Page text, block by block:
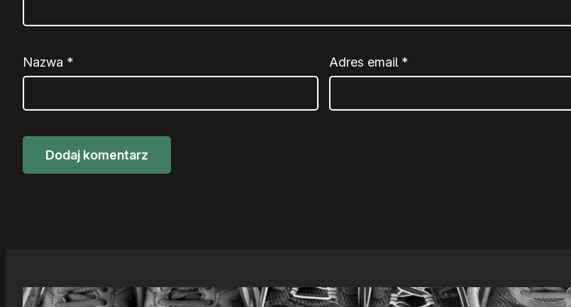
Nazwa * Adres email *